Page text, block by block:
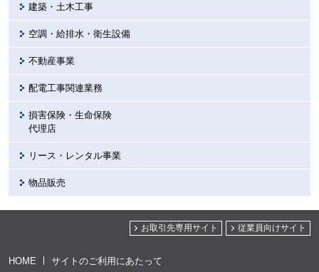
建築・土木工事
空調・給排水・衛生設備
不動産事業
配電工事関連業務
損害保険・生命保険
代理店
リース・レンタル事業
物品販売
お取引先専用サイト 従業員向けサイト
HOME サイトのご利用にあたって